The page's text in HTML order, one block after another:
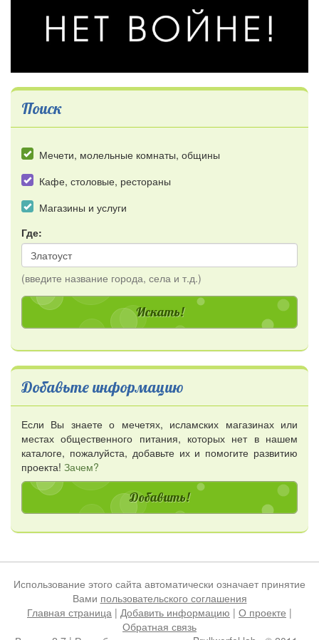
Поиск
Мечети, молельные комнаты, общины
Кафе, столовые, рестораны
Магазины и услуги
Где:
(введите название города, села и т.д.)
Добавьте информацию
Если Вы знаете о мечетях, исламских магазинах или
местах общественного питания, которых нет в нашем
каталоге, пожалуйста, добавьте их и помогите развитию
проекта! Зачем?
Добавить!
Использование этого сайта автоматически означает принятие
Вами пользовательского соглашения
Главная страница | Добавить информацию | О проекте |
Обратная связь